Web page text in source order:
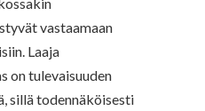
vastaamaan
Laaja
on tulevaisuuden
sillä todennäköisesti